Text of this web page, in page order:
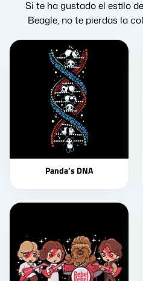
Si te ha gustado el estilo
Beagle, no te pierdas la
Panda’s DNA